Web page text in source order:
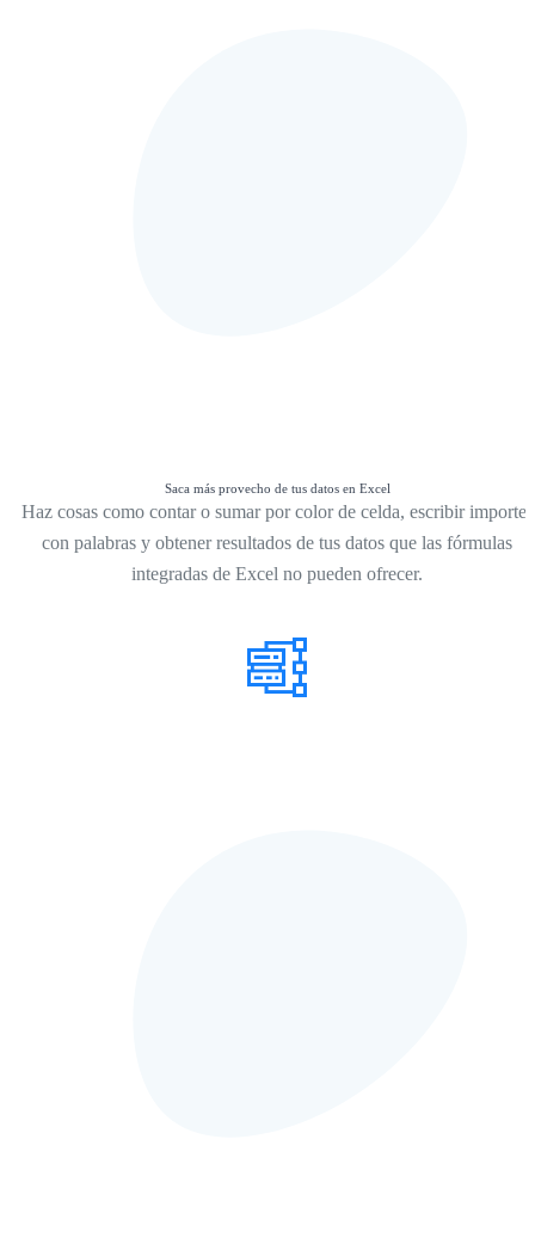
Saca más provecho de tus datos en Excel
Haz cosas como contar o sumar por color de celda, escribir importes
con palabras y obtener resultados de tus datos que las fórmulas
integradas de Excel no pueden ofrecer.